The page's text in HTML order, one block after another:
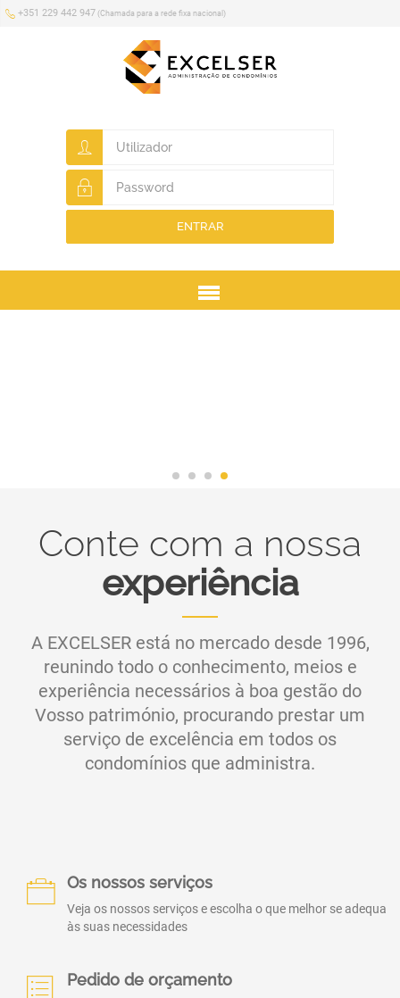
+351 229 442 947 (Chamada para a rede fixa nacional)
ENTRAR
Menu
Conte com a nossa
experiência
A EXCELSER está no mercado desde 1996,
reunindo todo o conhecimento, meios e
experiência necessários à boa gestão do
Vosso património, procurando prestar um
serviço de excelência em todos os
condomínios que administra.
Os nossos serviços
Veja os nossos serviços e escolha o que melhor se adequa
às suas necessidades
Pedido de orçamento